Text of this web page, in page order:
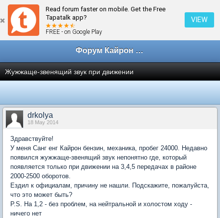
Read forum faster on mobile. Get the Free
Tapatalk app?
FREE - on Google Play
VIEW
Форум Кайрон клана
Жужжаще-звенящий звук при движении
drkolya
18 May 2014
Здравствуйте!
У меня Санг енг Кайрон бензин, механика, пробег 24000. Недавно
появился жужжаще-звенящий звук непонятно где, который
появляется только при движении на 3,4,5 передачах в районе
2000-2500 оборотов.
Ездил к официалам, причину не нашли. Подскажите, пожалуйста,
что это может быть?
P.S. На 1,2 - без проблем, на нейтральной и холостом ходу -
ничего нет